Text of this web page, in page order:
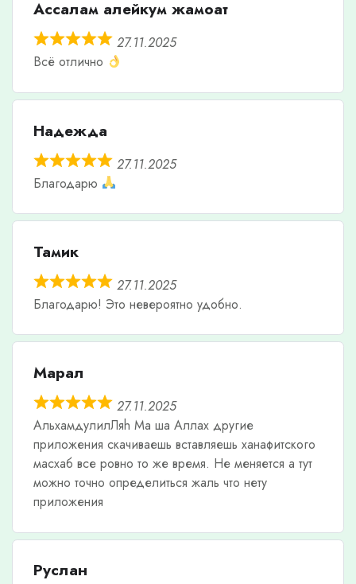
Ассалам алейкум жамоат
27.11.2025
Всё отлично
Надежда
27.11.2025
Благодарю
Тамик
27.11.2025
Благодарю! Это невероятно удобно.
Марал
27.11.2025
АльхамдулилЛяh Ма ша Аллах другие
приложения скачиваешь вставляешь ханафитского
масхаб все ровно то же время. Не меняется а тут
можно точно определиться жаль что нету
приложения
Руслан